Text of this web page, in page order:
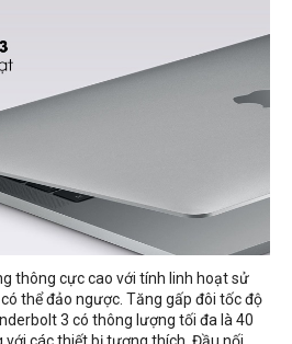
thông cực cao với tính linh hoạt sử
thể đảo ngược. Tăng gấp đôi tốc độ
3 có thông lượng tối đa là 40
với các thiết bị tương thích. Đầu nối